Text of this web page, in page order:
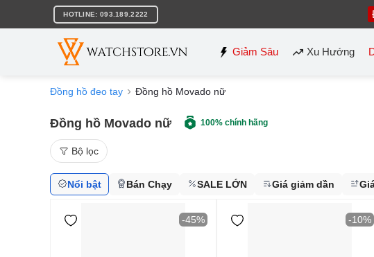
nội
HOTLINE: 093.189.2222
Giảm Sâu Xu Hướng
Đồng hồ đeo tay Đồng hồ Movado nữ
Đồng hồ Movado nữ 100% chính hãng
Bộ lọc
Nổi bật Bán Chạy SALE LỚN Giá giảm dần
-45% -10%